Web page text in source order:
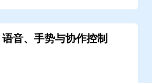
音、手势与协作控制